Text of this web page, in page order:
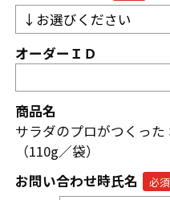
オーダーＩＤ
商品名
サラダのプロがつくった
（110g／袋）
お問い合わせ時氏名